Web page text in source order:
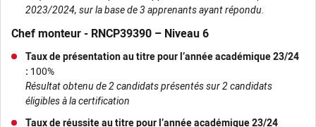
2023/2024, sur la base de 3 apprenants ayant répondu.
Chef monteur - RNCP39390 – Niveau 6
Taux de présentation au titre pour l’année académique 23/24
: 100%
Résultat obtenu de 2 candidats présentés sur 2 candidats
éligibles à la certification
Taux de réussite au titre pour l’année académique 23/24